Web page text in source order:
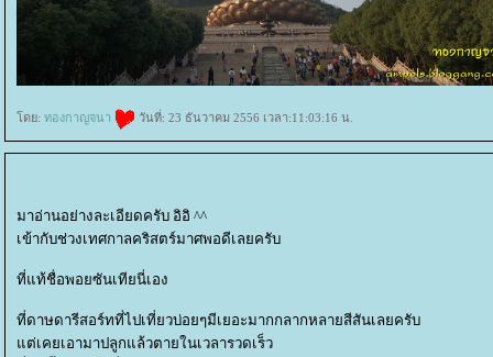
ดย: ทองกาญจนา วันที่: 23 ธันวาคม 2556 เวลา:11:03:16 น.
มาอ่านอย่างละเอียดครับ อิอิ ^^
เข้ากับช่วงเทศกาลคริสตร์มาศพอดีเลยครับ
ที่แท้ชื่อพอยซันเทียนี่เอง
ที่ดาษดารีสอร์ทที่ไปเที่ยวบ่อยๆมีเยอะมากกลากหลายสีสันเลยครับ
ต่เคยเอามาปลูกแล้วตายในเวลารวดเร็ว